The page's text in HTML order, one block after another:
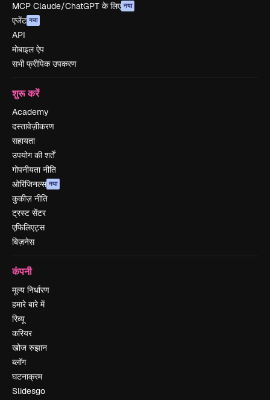
MCP Claude/ChatGPT के लिए नया
एजेंट नया
API
मोबाइल ऐप
सभी फ्रीपिक उपकरण
शुरू करें
Academy
दस्तावेज़ीकरण
सहायता
उपयोग की शर्तें
गोपनीयता नीति
ओरिजिनल्स नया
कुकीज़ नीति
ट्रस्ट सेंटर
एफिलिएट्स
बिज़नेस
कंपनी
मूल्य निर्धारण
हमारे बारे में
रिव्यू
करियर
खोज रुझान
ब्लॉग
घटनाक्रम
Slidesgo